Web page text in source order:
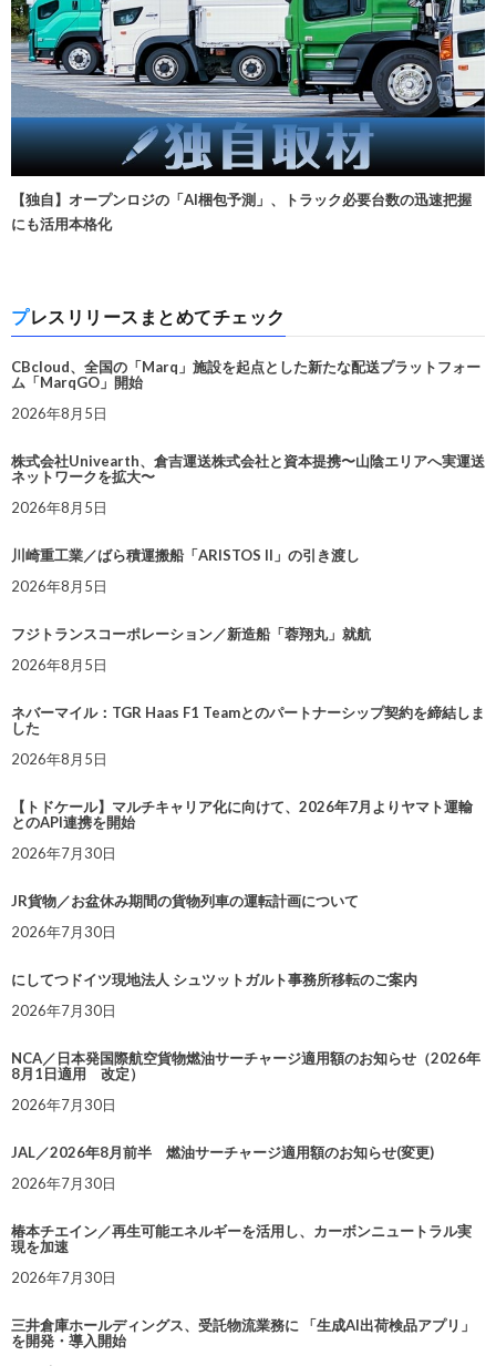
【独自】オープンロジの「AI梱包予測」、トラック必要台数の迅速把握
にも活用本格化
プレスリリースまとめてチェック
CBcloud、全国の「Marq」施設を起点とした新たな配送プラットフォー
ム「MarqGO」開始
2026年8月5日
株式会社Univearth、倉吉運送株式会社と資本提携〜山陰エリアへ実運送
ネットワークを拡大〜
2026年8月5日
川崎重工業／ばら積運搬船「ARISTOS II」の引き渡し
2026年8月5日
フジトランスコーポレーション／新造船「蓉翔丸」就航
2026年8月5日
ネバーマイル：TGR Haas F1 Teamとのパートナーシップ契約を締結しま
した
2026年8月5日
【トドケール】マルチキャリア化に向けて、2026年7月よりヤマト運輸
とのAPI連携を開始
2026年7月30日
JR貨物／お盆休み期間の貨物列車の運転計画について
2026年7月30日
にしてつドイツ現地法人 シュツットガルト事務所移転のご案内
2026年7月30日
NCA／日本発国際航空貨物燃油サーチャージ適用額のお知らせ（2026年
8月1日適用 改定）
2026年7月30日
JAL／2026年8月前半 燃油サーチャージ適用額のお知らせ(変更)
2026年7月30日
椿本チエイン／再生可能エネルギーを活用し、カーボンニュートラル実
現を加速
2026年7月30日
三井倉庫ホールディングス、受託物流業務に 「生成AI出荷検品アプリ」
を開発・導入開始